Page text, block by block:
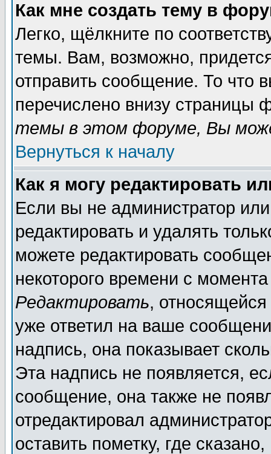
Как мне создать тему в
Легко, щёлкните по
темы. Вам, возможно,
отправить сообщение. То что
перечислено внизу страницы
темы в этом форуме, Вы
Вернуться к началу
Как я могу редактировать
Если вы не администратор
редактировать и удалять
можете редактировать
некоторого времени с
Редактировать,
уже ответил на ваше
надпись, она показывает
Эта надпись не появляется,
сообщение, она также не
отредактировал
оставить пометку, где